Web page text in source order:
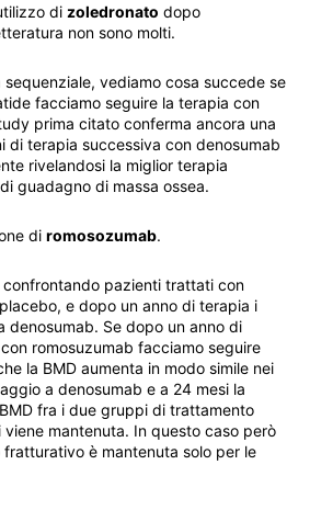
di zoledronato dopo
non sono molti.
vediamo cosa succede se
facciamo seguire la terapia con
prima citato conferma ancora una
di terapia successiva con denosumab
rivelandosi la miglior terapia
guadagno di massa ossea.
di romosozumab.
pazienti trattati con
e dopo un anno di terapia i
denosumab. Se dopo un anno di
romosuzumab facciamo seguire
la BMD aumenta in modo simile nei
a denosumab e a 24 mesi la
fra i due gruppi di trattamento
mantenuta. In questo caso però
è mantenuta solo per le